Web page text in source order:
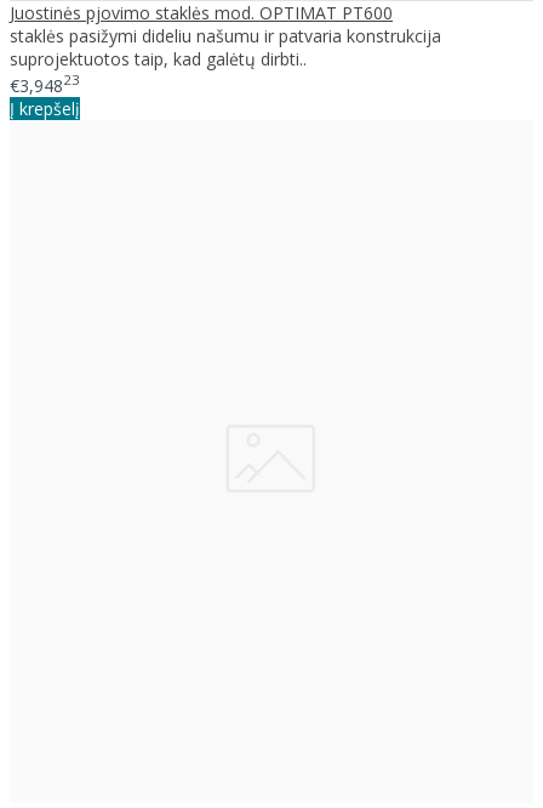
Juostinės pjovimo staklės mod. OPTIMAT PT600
staklės pasižymi dideliu našumu ir patvaria konstrukcija
suprojektuotos taip, kad galėtų dirbti..
€3,94823
Į krepšelį